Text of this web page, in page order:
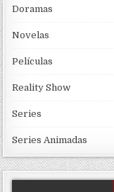
Doramas
Novelas
Películas
Reality Show
Series
Series Animadas